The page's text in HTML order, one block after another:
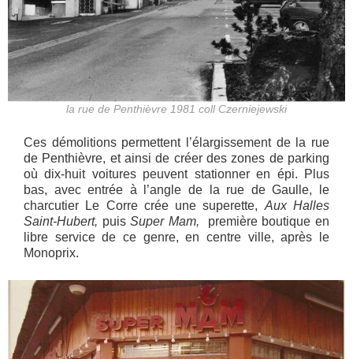
la rue de Penthièvre 1981 coll Czerniejewski
Ces démolitions permettent l’élargissement de la rue
de Penthièvre, et ainsi de créer des zones de parking
où dix-huit voitures peuvent stationner en épi. Plus
bas, avec entrée à l’angle de la rue de Gaulle, le
charcutier Le Corre crée une superette, Aux Halles
Saint-Hubert, puisSuper Mam, première boutique en
libre service de ce genre, en centre ville, après le
Monoprix.